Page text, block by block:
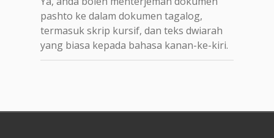
pashto ke dalam dokumen tagalog,
termasuk skrip kursif, dan teks dwiarah
yang biasa kepada bahasa kanan-ke-kiri.